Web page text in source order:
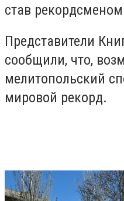
став
Представители
сообщили, что,
мелитопольский
мировой рекорд.